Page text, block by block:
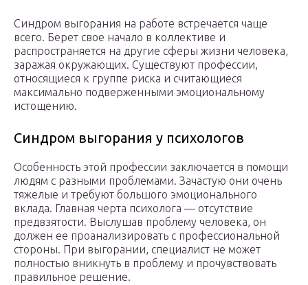
Синдром выгорания на работе встречается чаще
всего. Берет свое начало в коллективе и
распространяется на другие сферы жизни человека,
заражая окружающих. Существуют профессии,
относящиеся к группе риска и считающиеся
максимально подверженными эмоциональному
истощению.
Синдром выгорания у психологов
Особенность этой профессии заключается в помощи
людям с разными проблемами. Зачастую они очень
тяжелые и требуют большого эмоционального
вклада. Главная черта психолога — отсутствие
предвзятости. Выслушав проблему человека, он
должен ее проанализировать с профессиональной
стороны. При выгорании, специалист не может
полностью вникнуть в проблему и прочувствовать
правильное решение.